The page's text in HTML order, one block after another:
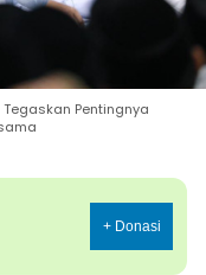
Pentingnya
+ Donasi